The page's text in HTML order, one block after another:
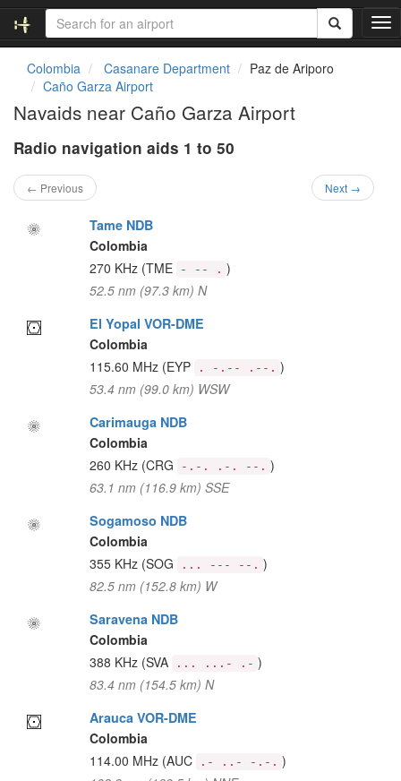
T
o
Colombia Casanare Department
Paz de Ariporo
Caño Garza Airport
Navaids near Caño Garza Airport
Radio navigation aids 1 to 50
← Previous Next →
Tame NDB
Colombia
270 KHz (TME - -- . )
52.5 nm (97.3 km) N
El Yopal VOR-DME
Colombia
115.60 MHz (EYP . -.-- .--. )
53.4 nm (99.0 km) WSW
Carimauga NDB
Colombia
260 KHz (CRG -.-. .-. --. )
63.1 nm (116.9 km) SSE
Sogamoso NDB
Colombia
355 KHz (SOG ... --- --. )
82.5 nm (152.8 km) W
Saravena NDB
Colombia
388 KHz (SVA ... ...- .- )
83.4 nm (154.5 km) N
Arauca VOR-DME
Colombia
114.00 MHz (AUC .- ..- -.-. )